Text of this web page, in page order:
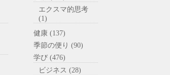
エクスマ的思考
(1)
健康 (137)
季節の便り (90)
学び (476)
ビジネス (28)